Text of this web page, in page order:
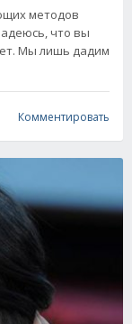
методов
что вы
Мы лишь дадим
Комментировать